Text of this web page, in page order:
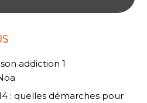
addiction 1
: quelles démarches pour